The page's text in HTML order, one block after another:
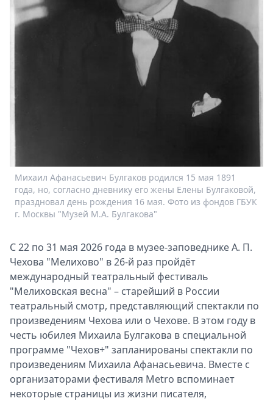
Михаил Афанасьевич Булгаков родился 15 мая 1891
года, но, согласно дневнику его жены Елены Булгаковой,
праздновал день рождения 16 мая. Фото из фондов ГБУК
г. Москвы "Музей М.А. Булгакова"
С 22 по 31 мая 2026 года в музее-заповеднике А. П.
Чехова "Мелихово" в 26-й раз пройдёт
международный театральный фестиваль
"Мелиховская весна" – старейший в России
театральный смотр, представляющий спектакли по
произведениям Чехова или о Чехове. В этом году в
честь юбилея Михаила Булгакова в специальной
программе "Чехов+" запланированы спектакли по
произведениям Михаила Афанасьевича. Вместе с
организаторами фестиваля Metro вспоминает
некоторые страницы из жизни писателя,